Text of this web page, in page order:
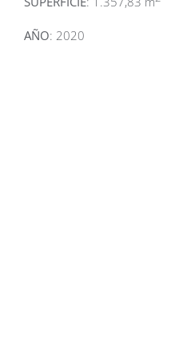
AÑO: 2020